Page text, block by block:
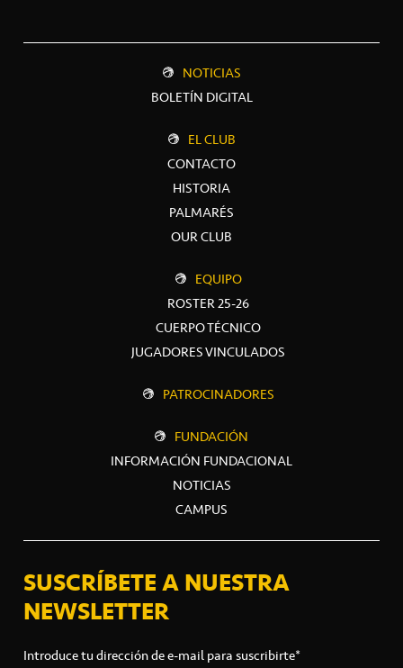
NOTICIAS
BOLETÍN DIGITAL
EL CLUB
CONTACTO
HISTORIA
PALMARÉS
OUR CLUB
EQUIPO
ROSTER 25-26
CUERPO TÉCNICO
JUGADORES VINCULADOS
PATROCINADORES
FUNDACIÓN
INFORMACIÓN FUNDACIONAL
NOTICIAS
CAMPUS
SUSCRÍBETE A NUESTRA
NEWSLETTER
Introduce tu dirección de e-mail para suscribirte*